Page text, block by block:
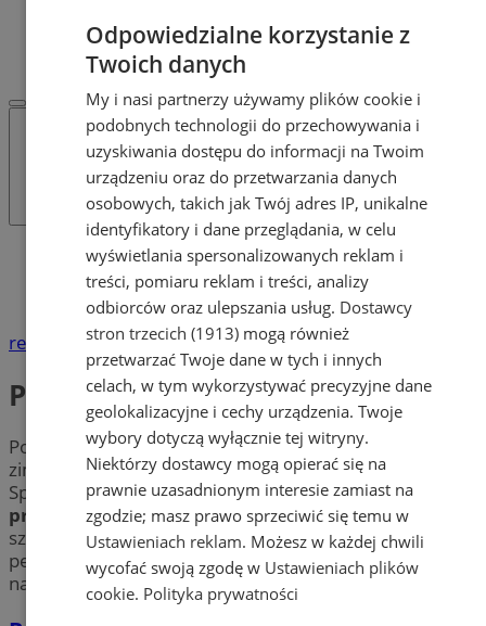
REKLAMA
WSPÓŁPRACA
Katalog firm
Transport, Spedycja
Przewozy autokarowe
reklama
Przewozy autokarowe
Potrzebujesz busa? Masz do zorganizowania
zimowisko? Planujesz wczasy dla grupy młodzieży?
Sprawdź firmy w mieście Świętochłowice oferujące
przewozy autokarowe(krajowe i zagraniczne). Poznaj
szeroką ofertęautokarów i busów na wynajem z
pełnym wyposażeniem w Świętochłowicach i wybierz
najlepszą dla siebie opcję.
Odpowiedzialne korzystanie z
Twoich danych
My i nasi partnerzy używamy plików cookie i
podobnych technologii do przechowywania i
uzyskiwania dostępu do informacji na Twoim
urządzeniu oraz do przetwarzania danych
osobowych, takich jak Twój adres IP, unikalne
identyfikatory i dane przeglądania, w celu
wyświetlania spersonalizowanych reklam i
treści, pomiaru reklam i treści, analizy
odbiorców oraz ulepszania usług. Dostawcy
stron trzecich (1913) mogą również
przetwarzać Twoje dane w tych i innych
celach, w tym wykorzystywać precyzyjne dane
geolokalizacyjne i cechy urządzenia. Twoje
wybory dotyczą wyłącznie tej witryny.
Niektórzy dostawcy mogą opierać się na
prawnie uzasadnionym interesie zamiast na
zgodzie; masz prawo sprzeciwić się temu w
Ustawieniach reklam. Możesz w każdej chwili
wycofać swoją zgodę w Ustawieniach plików
cookie. Polityka prywatności